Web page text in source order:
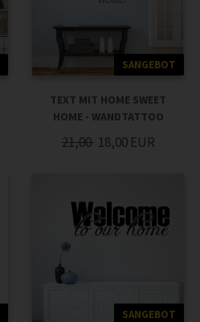
SANGEBOT
TEXT MIT HOME SWEET
HOME - WANDTATTOO
21,00 18,00 EUR
SANGEBOT